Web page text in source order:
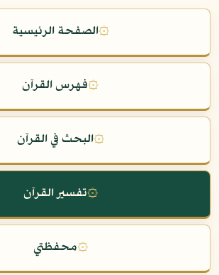
۞الصفحة الرئيسية
۞فهرس القرآن
۞البحث في القرآن
۞تفسير القرآن
۞محفظتي